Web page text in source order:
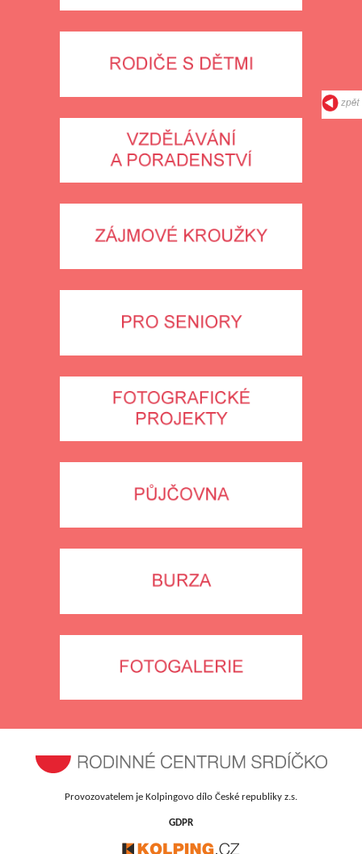
Provozovatelem je Kolpingovo dílo České republiky z.s.
GDPR